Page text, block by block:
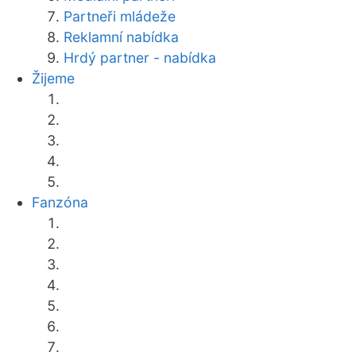
Partneři mládeže
Reklamní nabídka
Hrdý partner - nabídka
Žijeme
Fanzóna